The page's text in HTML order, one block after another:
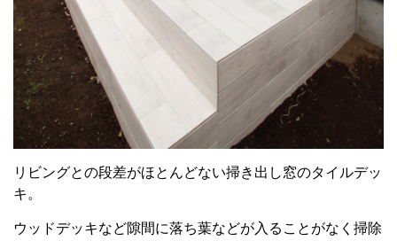
リビングとの段差がほとんどない掃き出し窓のタイルデッ
キ。
ウッドデッキなど隙間に落ち葉などが入ることがなく掃除